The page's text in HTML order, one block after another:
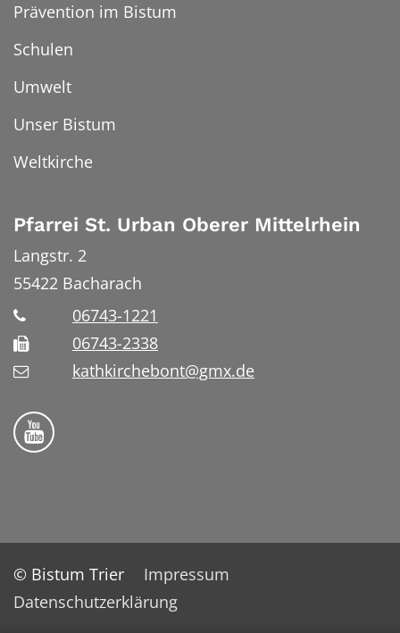
Prävention im Bistum
Schulen
Umwelt
Unser Bistum
Weltkirche
Pfarrei St. Urban Oberer Mittelrhein
Langstr. 2
55422 Bacharach
06743-1221
06743-2338
kathkirchebont@gmx.de
Folge uns auf YouTube
© Bistum Trier
Impressum
Datenschutzerklärung